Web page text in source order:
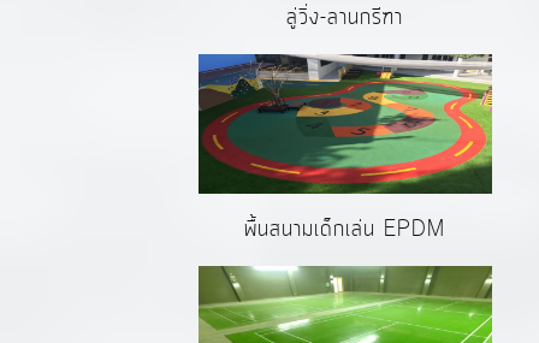
ลู่วิ่ง-ลานกรีฑา
พื้นสนามเด็กเล่น EPDM